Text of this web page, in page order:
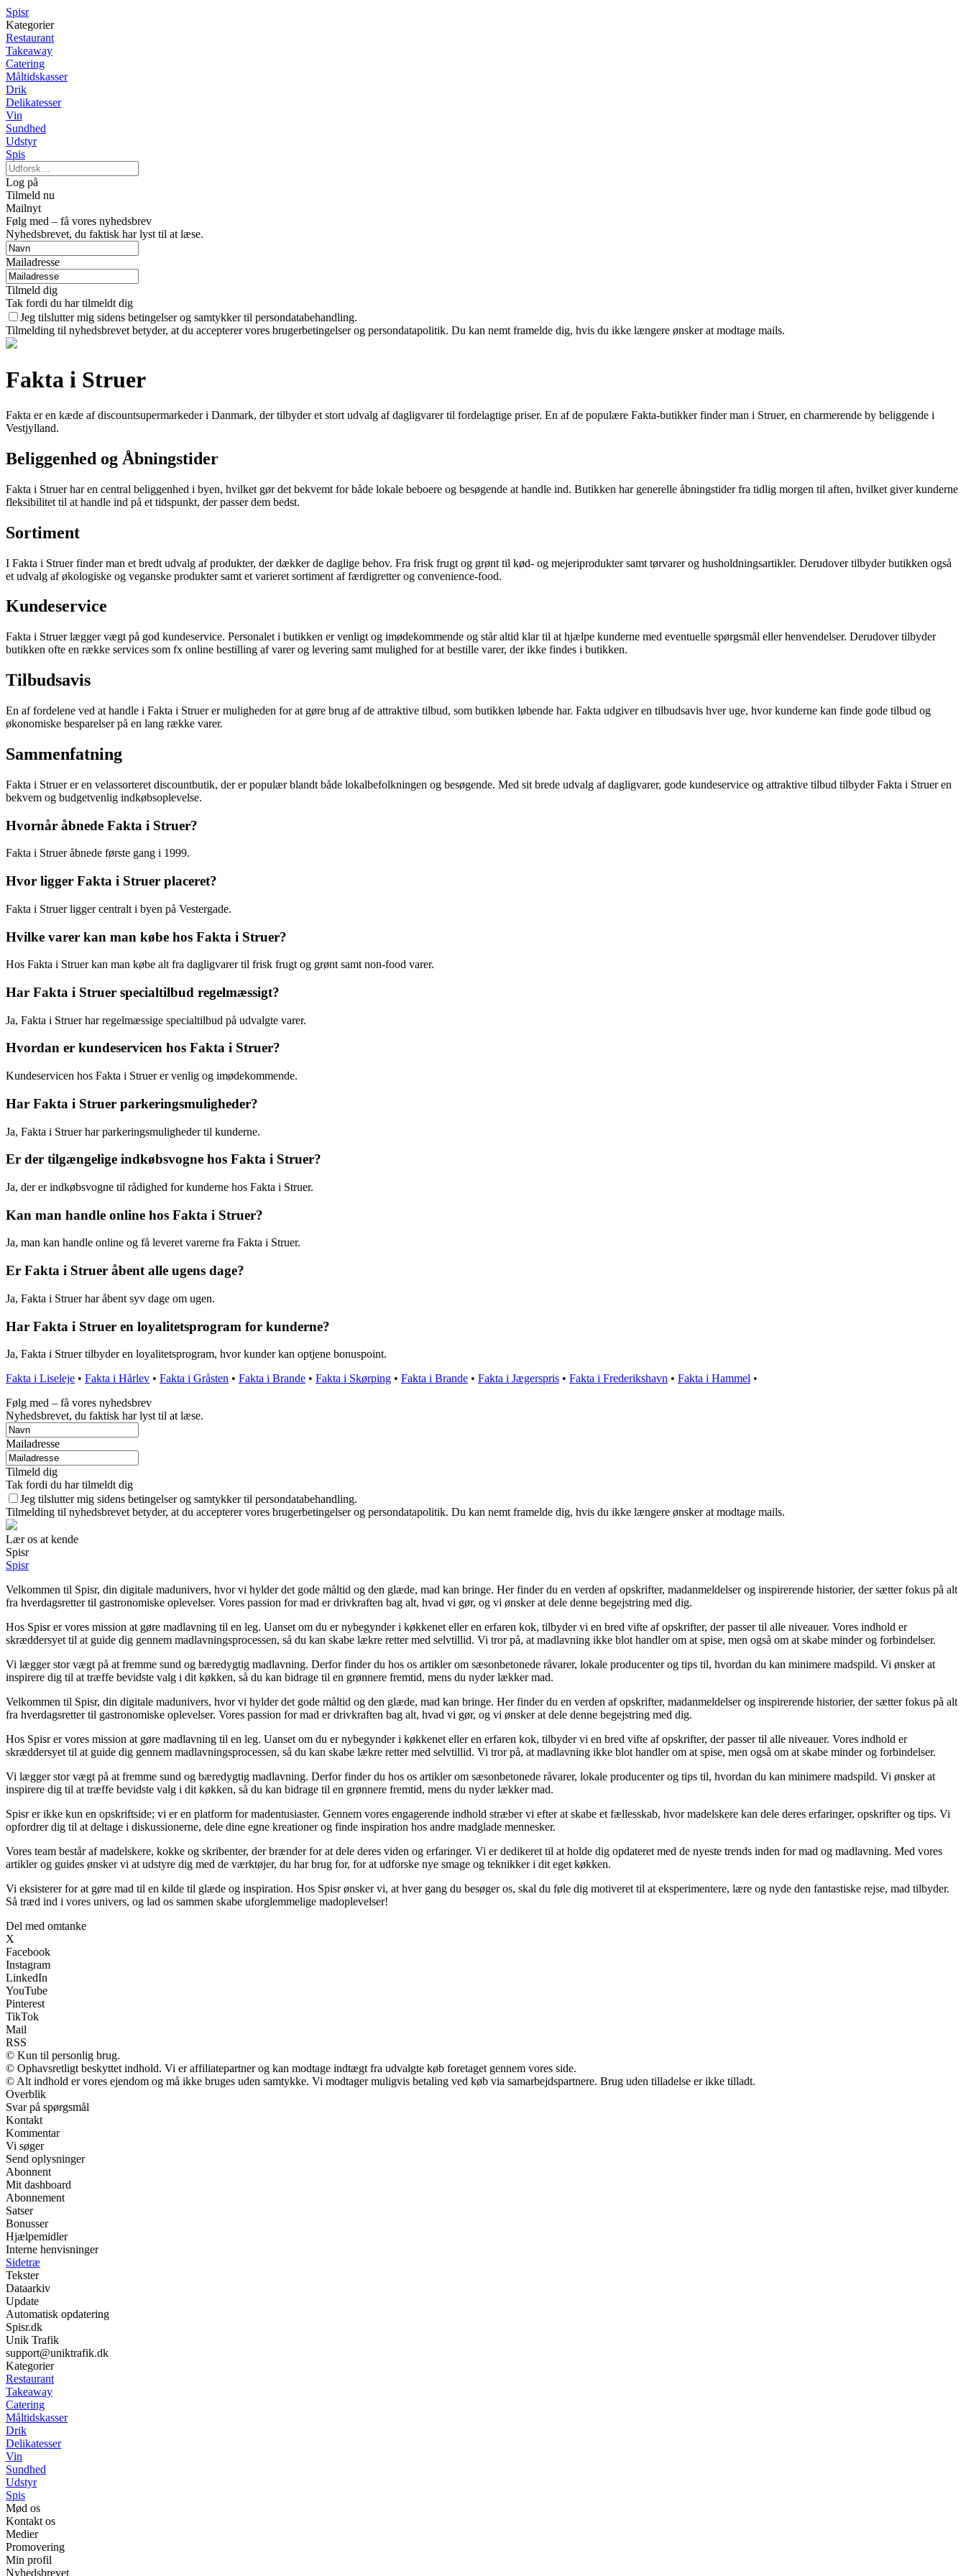
Spisr
Kategorier
Restaurant
Takeaway
Catering
Måltidskasser
Drik
Delikatesser
Vin
Sundhed
Udstyr
Spis
Log på
Tilmeld nu
Mailnyt
Følg med – få vores nyhedsbrev
Nyhedsbrevet, du faktisk har lyst til at læse.
Mailadresse
Tilmeld dig
Tak fordi du har tilmeldt dig
Jeg tilslutter mig sidens betingelser og samtykker til persondatabehandling.
Tilmelding til nyhedsbrevet betyder, at du accepterer vores brugerbetingelser og persondatapolitik. Du kan nemt framelde dig, hvis du ikke længere ønsker at modtage mails.
Fakta i Struer
Fakta er en kæde af discountsupermarkeder i Danmark, der tilbyder et stort udvalg af dagligvarer til fordelagtige priser. En af de populære Fakta-butikker finder man i Struer, en charmerende by beliggende i
Vestjylland.
Beliggenhed og Åbningstider
Fakta i Struer har en central beliggenhed i byen, hvilket gør det bekvemt for både lokale beboere og besøgende at handle ind. Butikken har generelle åbningstider fra tidlig morgen til aften, hvilket giver kunderne
fleksibilitet til at handle ind på et tidspunkt, der passer dem bedst.
Sortiment
I Fakta i Struer finder man et bredt udvalg af produkter, der dækker de daglige behov. Fra frisk frugt og grønt til kød- og mejeriprodukter samt tørvarer og husholdningsartikler. Derudover tilbyder butikken også
et udvalg af økologiske og veganske produkter samt et varieret sortiment af færdigretter og convenience-food.
Kundeservice
Fakta i Struer lægger vægt på god kundeservice. Personalet i butikken er venligt og imødekommende og står altid klar til at hjælpe kunderne med eventuelle spørgsmål eller henvendelser. Derudover tilbyder
butikken ofte en række services som fx online bestilling af varer og levering samt mulighed for at bestille varer, der ikke findes i butikken.
Tilbudsavis
En af fordelene ved at handle i Fakta i Struer er muligheden for at gøre brug af de attraktive tilbud, som butikken løbende har. Fakta udgiver en tilbudsavis hver uge, hvor kunderne kan finde gode tilbud og
økonomiske besparelser på en lang række varer.
Sammenfatning
Fakta i Struer er en velassorteret discountbutik, der er populær blandt både lokalbefolkningen og besøgende. Med sit brede udvalg af dagligvarer, gode kundeservice og attraktive tilbud tilbyder Fakta i Struer en
bekvem og budgetvenlig indkøbsoplevelse.
Hvornår åbnede Fakta i Struer?
Fakta i Struer åbnede første gang i 1999.
Hvor ligger Fakta i Struer placeret?
Fakta i Struer ligger centralt i byen på Vestergade.
Hvilke varer kan man købe hos Fakta i Struer?
Hos Fakta i Struer kan man købe alt fra dagligvarer til frisk frugt og grønt samt non-food varer.
Har Fakta i Struer specialtilbud regelmæssigt?
Ja, Fakta i Struer har regelmæssige specialtilbud på udvalgte varer.
Hvordan er kundeservicen hos Fakta i Struer?
Kundeservicen hos Fakta i Struer er venlig og imødekommende.
Har Fakta i Struer parkeringsmuligheder?
Ja, Fakta i Struer har parkeringsmuligheder til kunderne.
Er der tilgængelige indkøbsvogne hos Fakta i Struer?
Ja, der er indkøbsvogne til rådighed for kunderne hos Fakta i Struer.
Kan man handle online hos Fakta i Struer?
Ja, man kan handle online og få leveret varerne fra Fakta i Struer.
Er Fakta i Struer åbent alle ugens dage?
Ja, Fakta i Struer har åbent syv dage om ugen.
Har Fakta i Struer en loyalitetsprogram for kunderne?
Ja, Fakta i Struer tilbyder en loyalitetsprogram, hvor kunder kan optjene bonuspoint.
Fakta i Liseleje • Fakta i Hårlev • Fakta i Gråsten • Fakta i Brande • Fakta i Skørping • Fakta i Brande • Fakta i Jægerspris • Fakta i Frederikshavn • Fakta i Hammel •
Følg med – få vores nyhedsbrev
Nyhedsbrevet, du faktisk har lyst til at læse.
Mailadresse
Tilmeld dig
Tak fordi du har tilmeldt dig
Jeg tilslutter mig sidens betingelser og samtykker til persondatabehandling.
Tilmelding til nyhedsbrevet betyder, at du accepterer vores brugerbetingelser og persondatapolitik. Du kan nemt framelde dig, hvis du ikke længere ønsker at modtage mails.
Lær os at kende
Spisr
Spisr
Velkommen til Spisr, din digitale madunivers, hvor vi hylder det gode måltid og den glæde, mad kan bringe. Her finder du en verden af opskrifter, madanmeldelser og inspirerende historier, der sætter fokus på alt
fra hverdagsretter til gastronomiske oplevelser. Vores passion for mad er drivkraften bag alt, hvad vi gør, og vi ønsker at dele denne begejstring med dig.
Hos Spisr er vores mission at gøre madlavning til en leg. Uanset om du er nybegynder i køkkenet eller en erfaren kok, tilbyder vi en bred vifte af opskrifter, der passer til alle niveauer. Vores indhold er
skræddersyet til at guide dig gennem madlavningsprocessen, så du kan skabe lækre retter med selvtillid. Vi tror på, at madlavning ikke blot handler om at spise, men også om at skabe minder og forbindelser.
Vi lægger stor vægt på at fremme sund og bæredygtig madlavning. Derfor finder du hos os artikler om sæsonbetonede råvarer, lokale producenter og tips til, hvordan du kan minimere madspild. Vi ønsker at
inspirere dig til at træffe bevidste valg i dit køkken, så du kan bidrage til en grønnere fremtid, mens du nyder lækker mad.
Velkommen til Spisr, din digitale madunivers, hvor vi hylder det gode måltid og den glæde, mad kan bringe. Her finder du en verden af opskrifter, madanmeldelser og inspirerende historier, der sætter fokus på alt
fra hverdagsretter til gastronomiske oplevelser. Vores passion for mad er drivkraften bag alt, hvad vi gør, og vi ønsker at dele denne begejstring med dig.
Hos Spisr er vores mission at gøre madlavning til en leg. Uanset om du er nybegynder i køkkenet eller en erfaren kok, tilbyder vi en bred vifte af opskrifter, der passer til alle niveauer. Vores indhold er
skræddersyet til at guide dig gennem madlavningsprocessen, så du kan skabe lækre retter med selvtillid. Vi tror på, at madlavning ikke blot handler om at spise, men også om at skabe minder og forbindelser.
Vi lægger stor vægt på at fremme sund og bæredygtig madlavning. Derfor finder du hos os artikler om sæsonbetonede råvarer, lokale producenter og tips til, hvordan du kan minimere madspild. Vi ønsker at
inspirere dig til at træffe bevidste valg i dit køkken, så du kan bidrage til en grønnere fremtid, mens du nyder lækker mad.
Spisr er ikke kun en opskriftside; vi er en platform for madentusiaster. Gennem vores engagerende indhold stræber vi efter at skabe et fællesskab, hvor madelskere kan dele deres erfaringer, opskrifter og tips. Vi
opfordrer dig til at deltage i diskussionerne, dele dine egne kreationer og finde inspiration hos andre madglade mennesker.
Vores team består af madelskere, kokke og skribenter, der brænder for at dele deres viden og erfaringer. Vi er dedikeret til at holde dig opdateret med de nyeste trends inden for mad og madlavning. Med vores
artikler og guides ønsker vi at udstyre dig med de værktøjer, du har brug for, for at udforske nye smage og teknikker i dit eget køkken.
Vi eksisterer for at gøre mad til en kilde til glæde og inspiration. Hos Spisr ønsker vi, at hver gang du besøger os, skal du føle dig motiveret til at eksperimentere, lære og nyde den fantastiske rejse, mad tilbyder.
Så træd ind i vores univers, og lad os sammen skabe uforglemmelige madoplevelser!
Del med omtanke
X
Facebook
Instagram
LinkedIn
YouTube
Pinterest
TikTok
Mail
RSS
© Kun til personlig brug.
© Ophavsretligt beskyttet indhold. Vi er affiliatepartner og kan modtage indtægt fra udvalgte køb foretaget gennem vores side.
© Alt indhold er vores ejendom og må ikke bruges uden samtykke. Vi modtager muligvis betaling ved køb via samarbejdspartnere. Brug uden tilladelse er ikke tilladt.
Overblik
Svar på spørgsmål
Kontakt
Kommentar
Vi søger
Send oplysninger
Abonnent
Mit dashboard
Abonnement
Satser
Bonusser
Hjælpemidler
Interne henvisninger
Sidetræ
Tekster
Dataarkiv
Update
Automatisk opdatering
Spisr.dk
Unik Trafik
support@uniktrafik.dk
Kategorier
Restaurant
Takeaway
Catering
Måltidskasser
Drik
Delikatesser
Vin
Sundhed
Udstyr
Spis
Mød os
Kontakt os
Medier
Promovering
Min profil
Nyhedsbrevet